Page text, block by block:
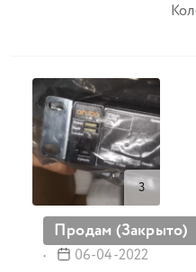
3
Продам (Закрыто)
06-04-2022